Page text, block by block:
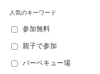
人気のキーワード
参加無料
親子で参加
バーベキュー場